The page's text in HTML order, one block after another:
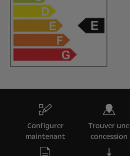
Configurer
maintenant
Trouver une
concession